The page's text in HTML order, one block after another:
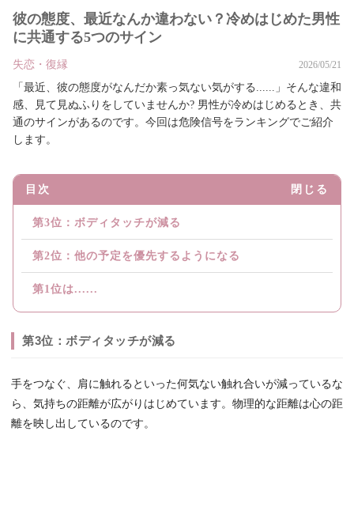
彼の態度、最近なんか違わない？冷めはじめた男性
に共通する5つのサイン
失恋・復縁 2026/05/21
「最近、彼の態度がなんだか素っ気ない気がする......」そんな違和
感、見て見ぬふりをしていませんか? 男性が冷めはじめるとき、共
通のサインがあるのです。今回は危険信号をランキングでご紹介
します。
目次 閉じる
第3位：ボディタッチが減る
第2位：他の予定を優先するようになる
第1位は......
第3位：ボディタッチが減る
手をつなぐ、肩に触れるといった何気ない触れ合いが減っているな
ら、気持ちの距離が広がりはじめています。物理的な距離は心の距
離を映し出しているのです。